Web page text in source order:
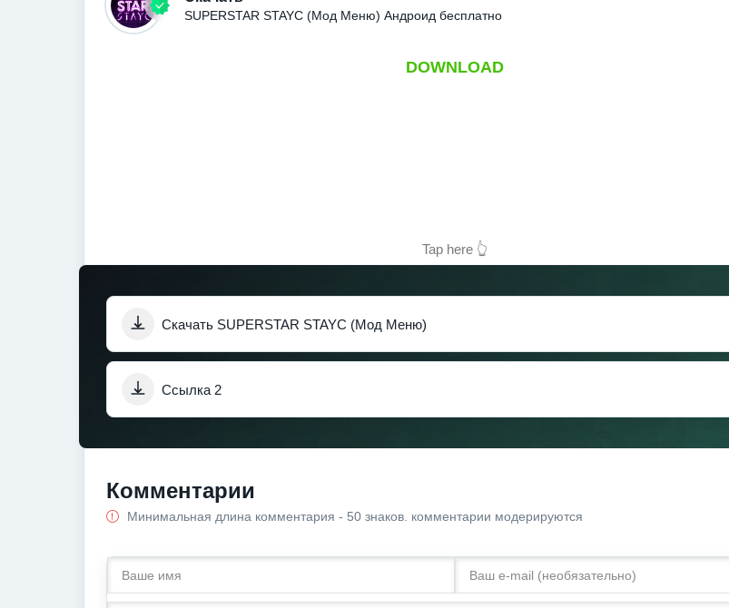
SUPERSTAR STAYC (Мод Меню) Андроид бесплатно
DOWNLOAD
Tap here 👆
Скачать SUPERSTAR STAYC (Мод Меню)
Ссылка 2
Комментарии
Минимальная длина комментария - 50 знаков. комментарии модерируются